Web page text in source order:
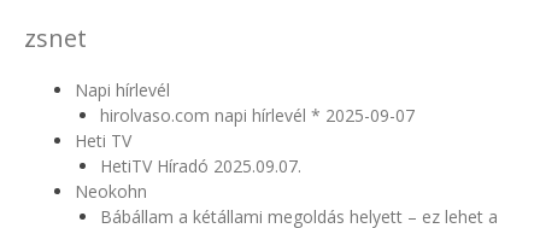
zsnet
Napi hírlevél
hirolvaso.com napi hírlevél * 2025-09-07
Heti TV
HetiTV Híradó 2025.09.07.
Neokohn
Bábállam a kétállami megoldás helyett – ez lehet a